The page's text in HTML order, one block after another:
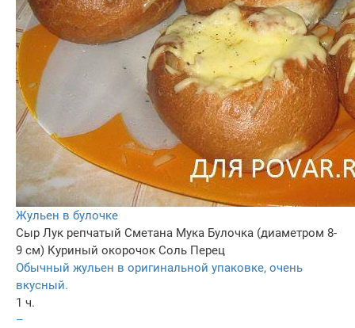
Жульен в булочке
Сыр Лук репчатый Сметана Мука Булочка (диаметром 8-
9 см) Куриный окорочок Соль Перец
Обычный жульен в оригинальной упаковке, очень
вкусный.
1 ч.
–